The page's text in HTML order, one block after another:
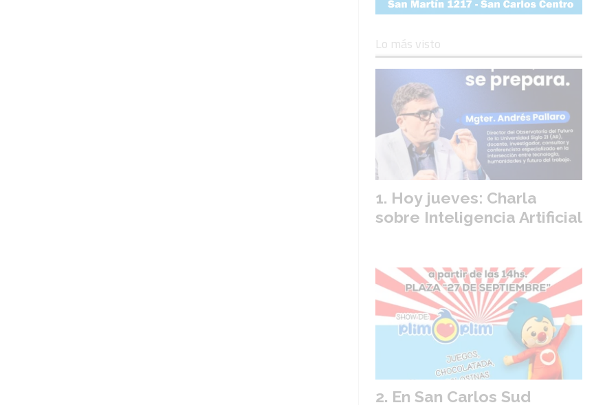
Lo más visto
Hoy jueves: Charla
sobre Inteligencia Artificial
En San Carlos Sud